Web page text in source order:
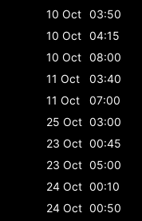
10 Oct 03:50
10 Oct 04:15
10 Oct 08:00
11 Oct
03:40
11 Oct
07:00
25 Oct 03:00
23 Oct 00:45
23 Oct 05:00
24 Oct 00:10
24 Oct 00:50